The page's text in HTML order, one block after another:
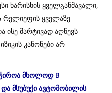
ხარისხის ყველგანმავალი,
ყველაზე
ისე მარტივად აღწევს
კანონები არ
მხოლოდ B
მსუბუქი ავტომობილის